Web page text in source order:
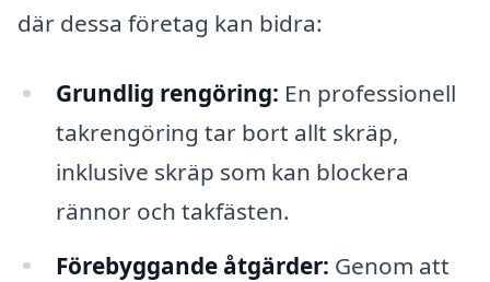
där dessa företag kan bidra:
Grundlig rengöring: En professionell
takrengöring tar bort allt skräp,
inklusive skräp som kan blockera
rännor och takfästen.
Förebyggande åtgärder: Genom att